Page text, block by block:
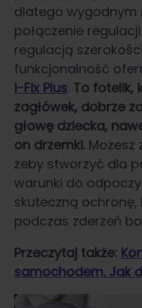
dlatego wygodnym
połączenie
regulacją
funkcjonalność
i-Fix Plus. To fotelik,
zagłówek, dobrze
głowę dziecka,
on drzemki. Możesz
żeby stworzyć dla
warunki do
skuteczną
podczas zderzeń
Przeczytaj także:
samochodem. Jak